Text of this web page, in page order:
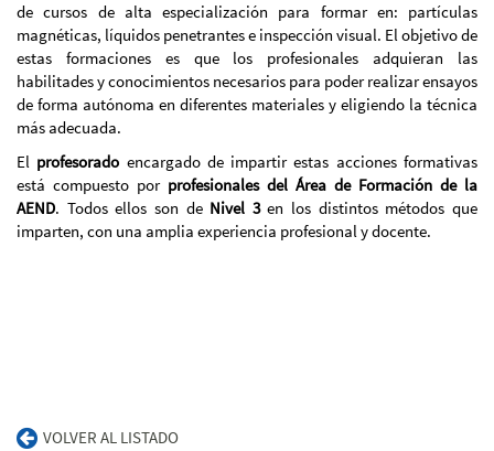
de cursos de alta especialización para formar en: partículas
magnéticas, líquidos penetrantes e inspección visual. El objetivo de
estas formaciones es que los profesionales adquieran las
habilitades y conocimientos necesarios para poder realizar ensayos
de forma autónoma en diferentes materiales y eligiendo la técnica
más adecuada.
El profesorado encargado de impartir estas acciones formativas
está compuesto por profesionales del Área de Formación de la
AEND. Todos ellos son de Nivel 3en los distintos métodos que
imparten, con una amplia experiencia profesional y docente.
VOLVER AL LISTADO